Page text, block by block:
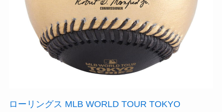
ローリングス MLB WORLD TOUR TOKYO